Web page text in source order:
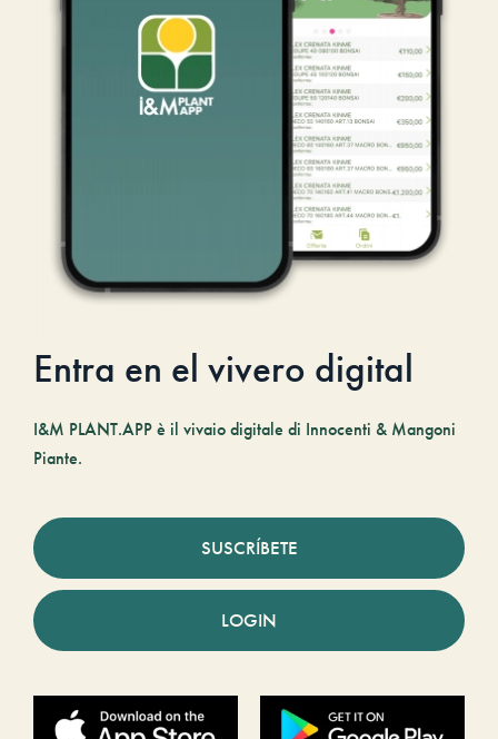
Entra en el vivero digital
I&M PLANT.APP è il vivaio digitale di Innocenti & Mangoni
Piante.
SUSCRÍBETE
LOGIN